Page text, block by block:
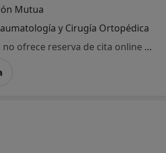
Mutua
y Cirugía Ortopédica
Este especialista no ofrece reserva de cita online en esta dirección.